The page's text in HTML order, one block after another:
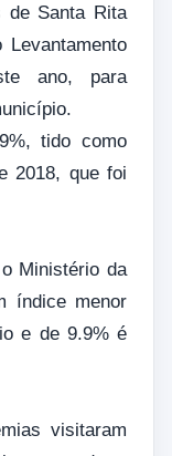
de Santa Rita
ano, para
tido como
2018, que foi
Ministério da
índice menor
e de 9.9% é
visitaram